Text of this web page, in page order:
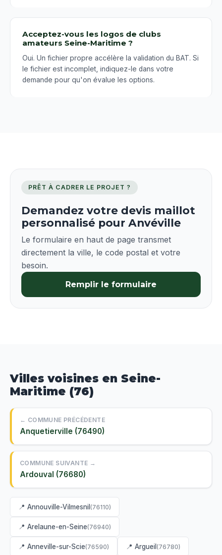
Acceptez-vous les logos de clubs
amateurs Seine-Maritime ?
Oui. Un fichier propre accélère la validation du BAT. Si
le fichier est incomplet, indiquez-le dans votre
demande pour qu'on évalue les options.
PRÊT À CADRER LE PROJET ?
Demandez votre devis maillot
personnalisé pour Anvéville
Le formulaire en haut de page transmet
directement la ville, le code postal et votre
besoin.
Remplir le formulaire
Villes voisines en Seine-
Maritime (76)
← COMMUNE PRÉCÉDENTE
Anquetierville (76490)
COMMUNE SUIVANTE →
Ardouval (76680)
📍 Annouville-Vilmesnil (76110)
📍 Arelaune-en-Seine(76940)
📍 Anneville-sur-Scie(76590) 📍 Argueil (76780)